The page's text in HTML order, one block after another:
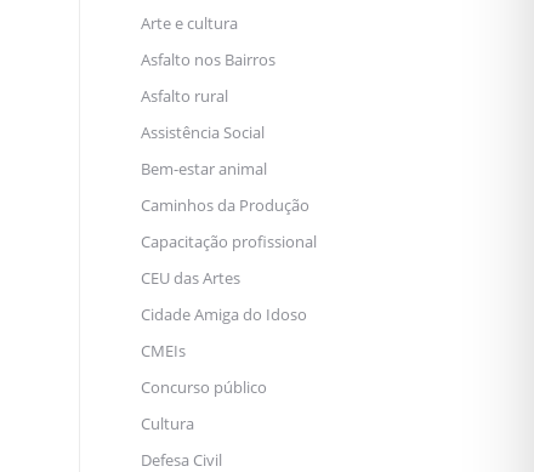
Arte e cultura
Asfalto nos Bairros
Asfalto rural
Assistência Social
Bem-estar animal
Caminhos da Produção
Capacitação profissional
CEU das Artes
Cidade Amiga do Idoso
CMEIs
Concurso público
Cultura
Defesa Civil